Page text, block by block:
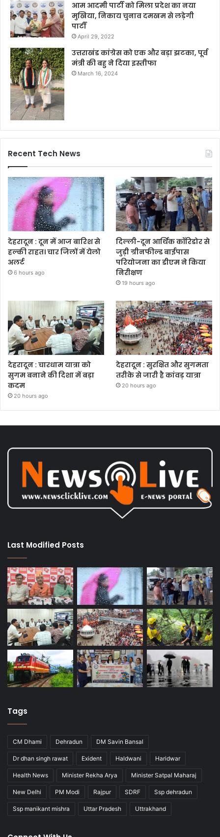
आम आदमी पार्टी को मिला प्रदेश का नया
मुखिया, निकाय चुनाव दमखम से लड़ेगी
पार्टी
April 29, 2022
उत्तराखंड कांग्रेस को एक और बड़ा झटका, पूर्व
मंत्री की बहु ने दिया इस्तीफा
March 16, 2024
Recent Tech News
देहरादून : दून में आज बारिश से
हल्की राहत। चार जिलों में येलो
अलर्ट
6 hours ago
दिल्ली-दून आर्थिक कॉरिडोर से
जुड़ी ग्रीनफील्ड बाईपास
परियोजना का डीएम ने किया
निरीक्षण
19 hours ago
देहरादून : चारधाम यात्रा को
सुगम बनाने की दिशा में बड़ा
कदम
20 hours ago
देहरादून : सुरक्षित और सुगमता
तरीके से जारी है कांवड़ यात्रा
20 hours ago
Last Modified Posts
Tags
CM Dhami Dehradun DM Savin Bansal
Dr dhan singh rawat Exident Haldwani Haridwar
Health News Minister Rekha Arya Minister Satpal Maharaj
New Delhi PM Modi Rajpur SDRF Ssp dehradun
Ssp manikant mishra Uttar Pradesh Uttrakhand